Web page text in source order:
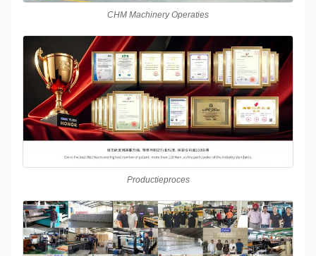
CHM Machinery Operaties
Productieproces